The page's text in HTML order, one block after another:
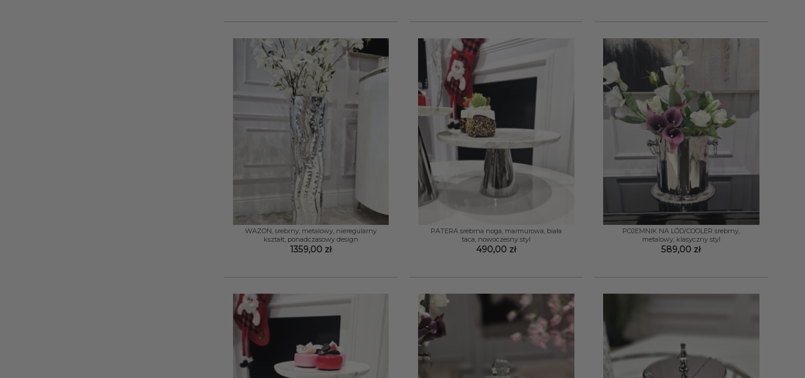
490,00 zł
WAZON, srebrny, metalowy, nieregularny
kształt, ponadczasowy design
1359,00 zł
PATERA srebrna noga, marmurowa, biała
taca, nowoczesny styl
490,00 zł
+
POJEMNIK NA LÓD/COOLER srebrny,
metalowy, klasyczny styl
589,00 zł